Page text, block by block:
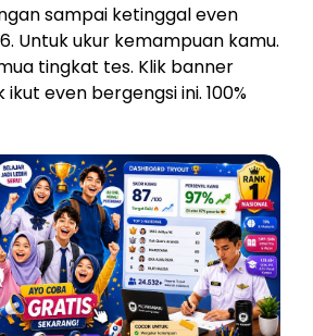
sampai ketinggal even
Untuk ukur kemampuan kamu.
tingkat tes. Klik banner
even bergengsi ini. 100%